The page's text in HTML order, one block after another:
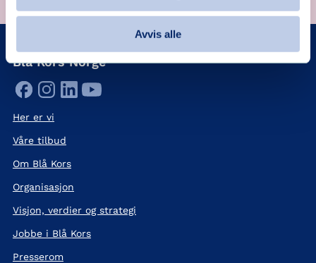
Avvis alle
VIPPStil13130(valgfritt beløp)
Blå Kors Norge
Her er vi
Våre tilbud
Om Blå Kors
Organisasjon
Visjon, verdier og strategi
Jobbe i Blå Kors
Presserom